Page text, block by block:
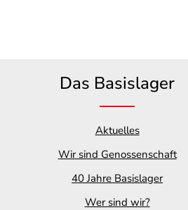
Das Basislager
Aktuelles
Wir sind Genossenschaft
40 Jahre Basislager
Wer sind wir?